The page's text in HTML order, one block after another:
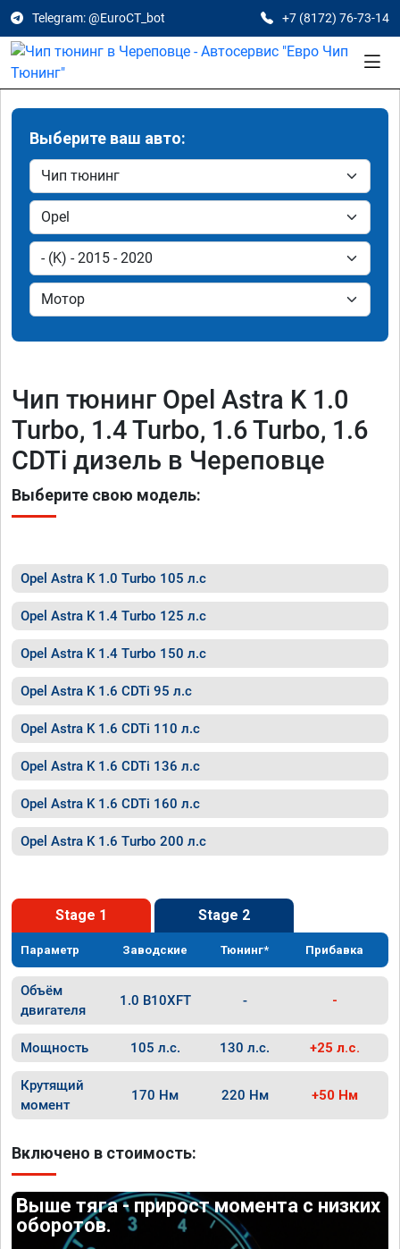
Telegram: @EuroCT_bot +7 (8172) 76-73-14
Выберите ваш авто:
Чип тюнинг Opel Astra K 1.0
Turbo, 1.4 Turbo, 1.6 Turbo, 1.6
CDTi дизель в Череповце
Выберите свою модель:
Opel Astra K 1.0 Turbo 105 л.с
Opel Astra K 1.4 Turbo 125 л.с
Opel Astra K 1.4 Turbo 150 л.с
Opel Astra K 1.6 CDTi 95 л.с
Opel Astra K 1.6 CDTi 110 л.с
Opel Astra K 1.6 CDTi 136 л.с
Opel Astra K 1.6 CDTi 160 л.с
Opel Astra K 1.6 Turbo 200 л.с
Stage 1 Stage 2
Параметр Заводские Тюнинг* Прибавка
Объём
двигателя
1.0 B10XFT - -
Мощность 105 л.с. 130 л.с. +25 л.с.
Крутящий
момент
170 Нм 220 Нм +50 Нм
Включено в стоимость:
Выше тяга - прирост момента с низких
оборотов.